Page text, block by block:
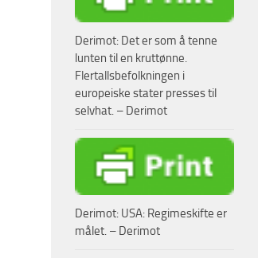
Derimot: Det er som å tenne
lunten til en kruttønne.
Flertallsbefolkningen i
europeiske stater presses til
selvhat. – Derimot
Derimot: USA: Regimeskifte er
målet. – Derimot